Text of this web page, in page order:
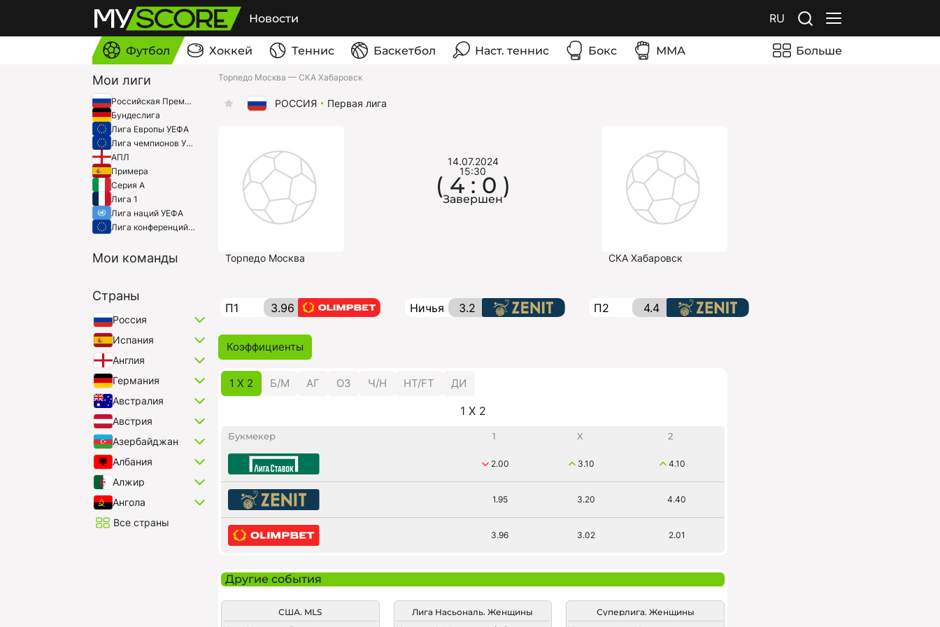
Новости RU
Футбол Хоккей Теннис Баскетбол Наст. теннис Бокс ММА Больше
Мои лиги
Российская Премьер-Лига
Бундеслига
Лига Европы УЕФА
Лига чемпионов УЕФА
АПЛ
Примера
Серия A
Лига 1
Лига наций УЕФА
Лига конференций УЕФА
Мои команды
Страны
Россия
Испания
Англия
Германия
Австралия
Австрия
Азербайджан
Албания
Алжир
Ангола
Все страны
Торпедо Москва — СКА Хабаровск
РОССИЯ Первая лига
Торпедо Москва
14.07.2024
15:30
( 4 : 0 )
Завершен
СКА Хабаровск
П1 3.96 Ничья 3.2 П2 4.4
Коэффициенты
1 X 2 Б/M АГ ОЗ Ч/Н HT/FT ДИ
1 X 2
Букмекер 1 X 2
2.00 3.10 4.10
1.95 3.20 4.40
3.96 3.02 2.01
Другие события
США. MLS Лига Насьональ. Женщины Суперлига. Женщины